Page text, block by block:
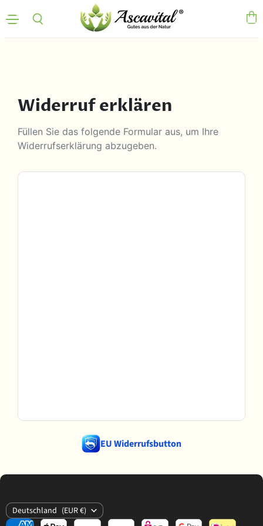
Widerruf erklären
Füllen Sie das folgende Formular aus, um Ihre
Widerrufserklärung abzugeben.
EU Widerrufsbutton
Land
Deutschland (EUR €)